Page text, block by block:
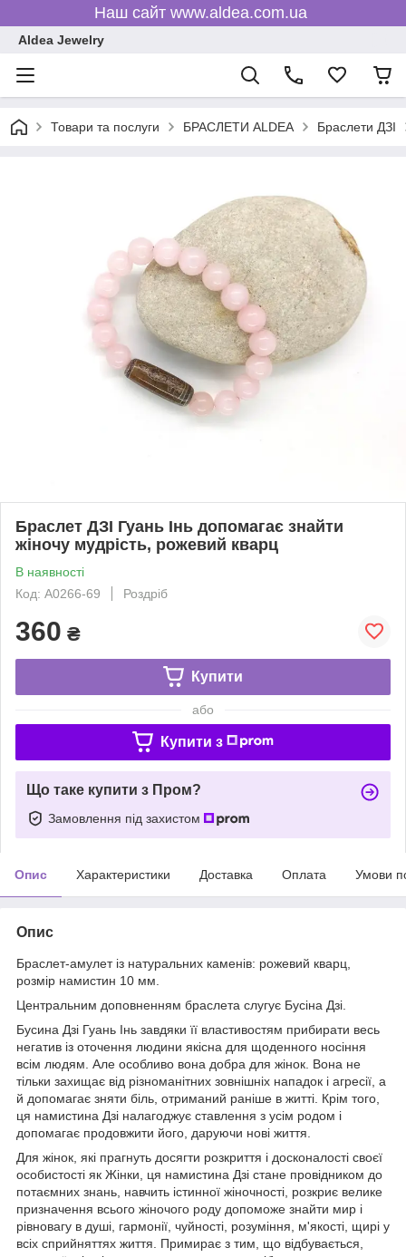
Наш сайт www.aldea.com.ua
Aldea Jewelry
Товари та послуги БРАСЛЕТИ ALDEA Браслети ДЗІ
Браслет ДЗІ Гуань Інь допомагає знайти
жіночу мудрість, рожевий кварц
В наявності
Код: A0266-69
Роздріб
360 ₴
Купити
або
Купити з
Що таке купити з Пром?
Замовлення під захистом
Опис Характеристики Доставка Оплата Умови
Опис
Браслет-амулет із натуральних каменів: рожевий кварц,
розмір намистин 10 мм.
Центральним доповненням браслета слугує Бусіна Дзі.
Бусина Дзі Гуань Інь завдяки її властивостям прибирати весь
негатив із оточення людини якісна для щоденного носіння
всім людям. Але особливо вона добра для жінок. Вона не
тільки захищає від різноманітних зовнішніх нападок і агресії, а
й допомагає зняти біль, отриманий раніше в житті. Крім того,
ця намистина Дзі налагоджує ставлення з усім родом і
допомагає продовжити його, даруючи нові життя.
Для жінок, які прагнуть досягти розкриття і досконалості своєї
особистості як Жінки, ця намистина Дзі стане провідником до
потаємних знань, навчить істинної жіночності, розкриє велике
призначення всього жіночого роду допоможе знайти мир і
рівновагу в душі, гармонії, чуйності, розуміння, м'якості, щирі у
всіх сприйняттях життя. Примирає з тим, що відбувається,